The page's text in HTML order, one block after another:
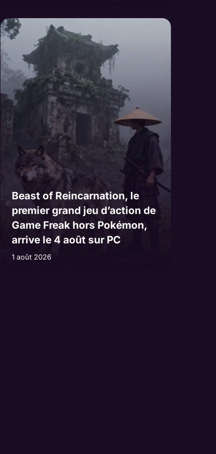
Beast of Reincarnation, le
premier grand jeu d’action de
Game Freak hors Pokémon,
arrive le 4 août sur PC
1 août 2026